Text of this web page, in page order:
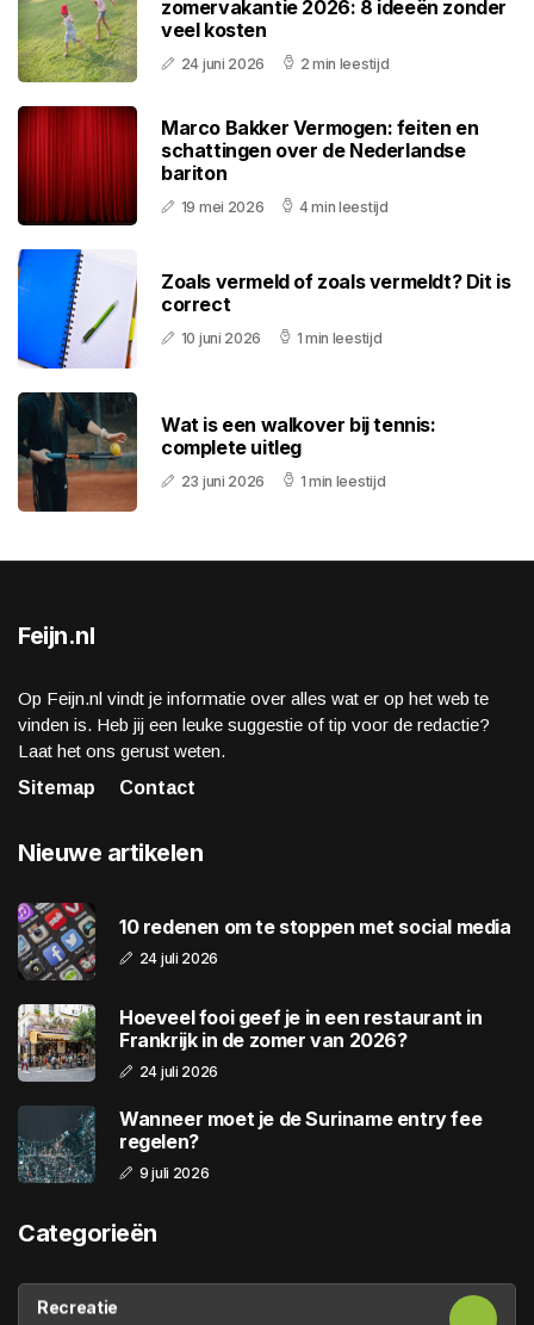
zomervakantie 2026: 8 ideeën zonder
veel kosten
24 juni 2026 2 min leestijd
Marco Bakker Vermogen: feiten en
schattingen over de Nederlandse
bariton
19 mei 2026 4 min leestijd
Zoals vermeld of zoals vermeldt? Dit is
correct
10 juni 2026 1 min leestijd
Wat is een walkover bij tennis:
complete uitleg
23 juni 2026 1 min leestijd
Feijn.nl
Op Feijn.nl vindt je informatie over alles wat er op het web te
vinden is. Heb jij een leuke suggestie of tip voor de redactie?
Laat het ons gerust weten.
Sitemap
Contact
Nieuwe artikelen
10 redenen om te stoppen met social media
24 juli 2026
Hoeveel fooi geef je in een restaurant in
Frankrijk in de zomer van 2026?
24 juli 2026
Wanneer moet je de Suriname entry fee
regelen?
9 juli 2026
Categorieën
Recreatie